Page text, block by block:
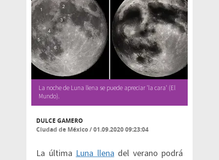
La noche de Luna llena se puede apreciar 'la cara' (El
Mundo).
DULCE GAMERO
Ciudad de México/01.09.2020 09:23:04
La última Luna llenadel verano podrá